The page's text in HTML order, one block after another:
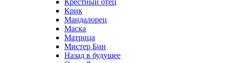
Крестный отец
Крик
Мандалорец
Маска
Матрица
Мистер Бин
Назад в будущее